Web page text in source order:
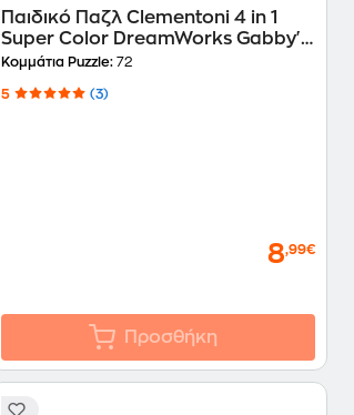
Παιδικό Παζλ Clementoni 4 in 1
Super Color DreamWorks Gabby's
Dollhouse (12-16-20-24 Κομμάτια)
Κομμάτια Puzzle:72
5 (3)
8,99€
Προσθήκη